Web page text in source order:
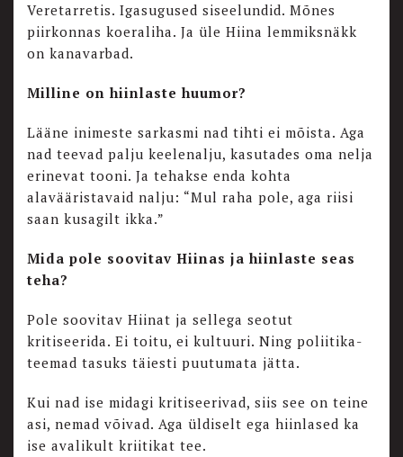
Veretarretis. Igasugused siseelundid. Mõnes
piirkonnas koeraliha. Ja üle Hiina lemmiksnäkk
on kanavarbad.
Milline on hiinlaste huumor?
Lääne inimeste sarkasmi nad tihti ei mõista. Aga
nad teevad palju keelenalju, kasutades oma nelja
erinevat tooni. Ja tehakse enda kohta
alavääristavaid nalju: “Mul raha pole, aga riisi
saan kusagilt ikka.”
Mida pole soovitav Hiinas ja hiinlaste seas
teha?
Pole soovitav Hiinat ja sellega seotut
kritiseerida. Ei toitu, ei kultuuri. Ning poliitika-
teemad tasuks täiesti puutumata jätta.
Kui nad ise midagi kritiseerivad, siis see on teine
asi, nemad võivad. Aga üldiselt ega hiinlased ka
ise avalikult kriitikat tee.